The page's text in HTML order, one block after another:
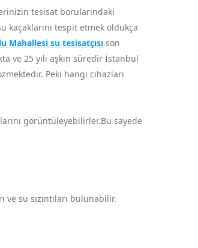
tesisat borularındaki
kaçaklarını tespit etmek oldukça
Mahallesi su tesisatçısı son
ve 25 yılı aşkın süredir İstanbul
Peki hangi cihazları
görüntüleyebilirler.Bu sayede
ve su sızıntıları bulunabilir.